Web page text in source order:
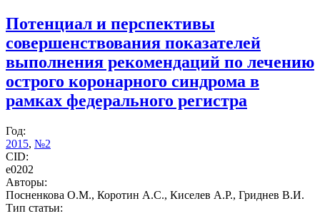
Потенциал и перспективы
совершенствования показателей
выполнения рекомендаций по лечению
острого коронарного синдрома в
рамках федерального регистра
Год:
2015, №2
CID:
e0202
Авторы:
Посненкова О.М., Коротин А.С., Киселев А.Р., Гриднев В.И.
Тип статьи: